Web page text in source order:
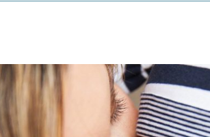
財經｜內地7月美元計價出口增近24%勝
財經｜日本春季三度入市撐日圓 4月單日
國際｜特朗普料美伊戰事快結束 承認部分
財經｜SA售股自救後再出手 斥4億美元押
財經｜華僑銀行上半年淨利創新高 中期